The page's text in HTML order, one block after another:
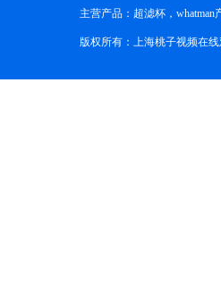
主营产品：超滤杯，whatman产
版权所有：上海桃子视频